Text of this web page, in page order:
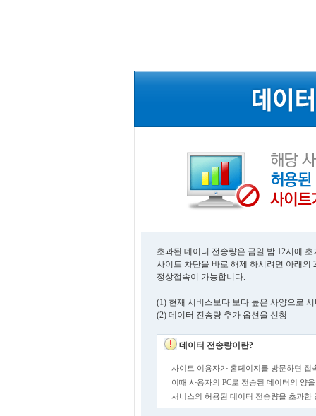
초과된 데이터 전송량은 금일 밤 12시에
사이트 차단을 바로 해제 하시려면 아래의
정상접속이 가능합니다.
(1) 현재 서비스보다 보다 높은 사양으로
(2) 데이터 전송량 추가 옵션을 신청
데이터 전송량이란?
사이트 이용자가 홈페이지를 방문하면 접
이때 사용자의 PC로 전송된 데이터의 양
서비스의 허용된 데이터 전송량을 초과